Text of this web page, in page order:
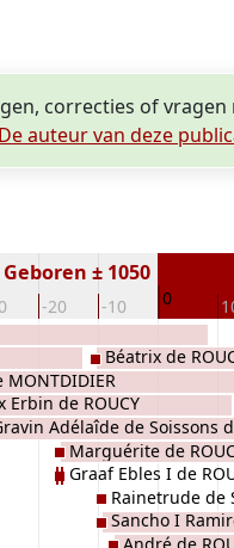
correcties of
De auteur van deze
-20 -10 0
Geboren ± 1050
Erbin de ROUCY
Adélaîde de Soissons
Marguérite de
Graaf Ebles I de
Béatrix de
Rainetrude de
Sancho I